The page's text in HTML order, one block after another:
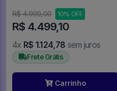
R$ 4.999,00 10% OFF
R$ 4.499,10
4x R$ 1.124,78 sem juros
Frete Grátis
Carrinho